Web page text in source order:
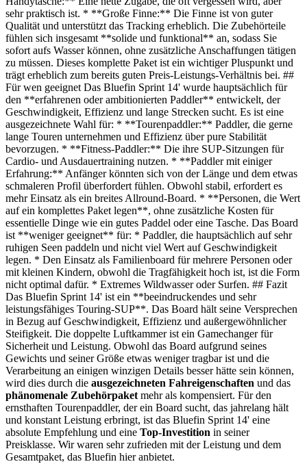
sehr praktisch ist. * **Große Finne:** Die Finne ist von guter
Qualität und unterstützt das Tracking erheblich. Die Zubehörteile
fühlen sich insgesamt **solide und funktional** an, sodass Sie
sofort aufs Wasser können, ohne zusätzliche Anschaffungen tätigen
zu müssen. Dieses komplette Paket ist ein wichtiger Pluspunkt und
trägt erheblich zum bereits guten Preis-Leistungs-Verhältnis bei. ##
Für wen geeignet Das Bluefin Sprint 14' wurde hauptsächlich für
den **erfahrenen oder ambitionierten Paddler** entwickelt, der
Geschwindigkeit, Effizienz und lange Strecken sucht. Es ist eine
ausgezeichnete Wahl für: * **Tourenpaddler:** Paddler, die gerne
lange Touren unternehmen und Effizienz über pure Stabilität
bevorzugen. * **Fitness-Paddler:** Die ihre SUP-Sitzungen für
Cardio- und Ausdauertraining nutzen. * **Paddler mit einiger
Erfahrung:** Anfänger könnten sich von der Länge und dem etwas
schmaleren Profil überfordert fühlen. Obwohl stabil, erfordert es
mehr Einsatz als ein breites Allround-Board. * **Personen, die Wert
auf ein komplettes Paket legen**, ohne zusätzliche Kosten für
essentielle Dinge wie ein gutes Paddel oder eine Tasche. Das Board
ist **weniger geeignet** für: * Paddler, die hauptsächlich auf sehr
ruhigen Seen paddeln und nicht viel Wert auf Geschwindigkeit
legen. * Den Einsatz als Familienboard für mehrere Personen oder
mit kleinen Kindern, obwohl die Tragfähigkeit hoch ist, ist die Form
nicht optimal dafür. * Extremes Wildwasser oder Surfen. ## Fazit
Das Bluefin Sprint 14' ist ein **beeindruckendes und sehr
leistungsfähiges Touring-SUP**. Das Board hält seine Versprechen
in Bezug auf Geschwindigkeit, Effizienz und außergewöhnlicher
Steifigkeit. Die doppelte Luftkammer ist ein Gamechanger für
Sicherheit und Leistung. Obwohl das Board aufgrund seines
Gewichts und seiner Größe etwas weniger tragbar ist und die
Verarbeitung an einigen winzigen Details besser hätte sein können,
wird dies durch die ausgezeichneten Fahreigenschaften und das
phänomenale Zubehörpaket mehr als kompensiert. Für den
ernsthaften Tourenpaddler, der ein Board sucht, das jahrelang hält
und konstant Leistung erbringt, ist das Bluefin Sprint 14' eine
absolute Empfehlung und eine Top-Investition in seiner
Preisklasse. Wir waren sehr zufrieden mit der Leistung und dem
Gesamtpaket, das Bluefin hier anbietet.